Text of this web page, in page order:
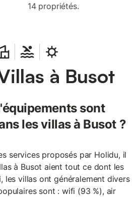
14 propriétés.
à Busot
sont
les villas à Busot ?
services proposés par Holidu, il
à Busot aient tout ce dont les
les villas ont généralement divers
sont : wifi (93 %), air